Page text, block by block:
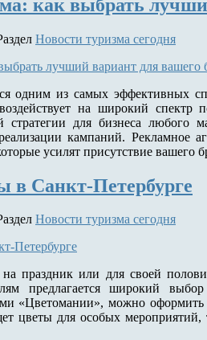
как выбрать
Новости туризма сегодня
одним из самых эффективных
воздействует на широкий
стратегии для бизнеса любого
кампаний. Рекламное
усилят присутствие вашего
в Санкт-Петербурге
Новости туризма сегодня
праздник или для своей
предлагается широкий
«Цветомании», можно
цветы для особых